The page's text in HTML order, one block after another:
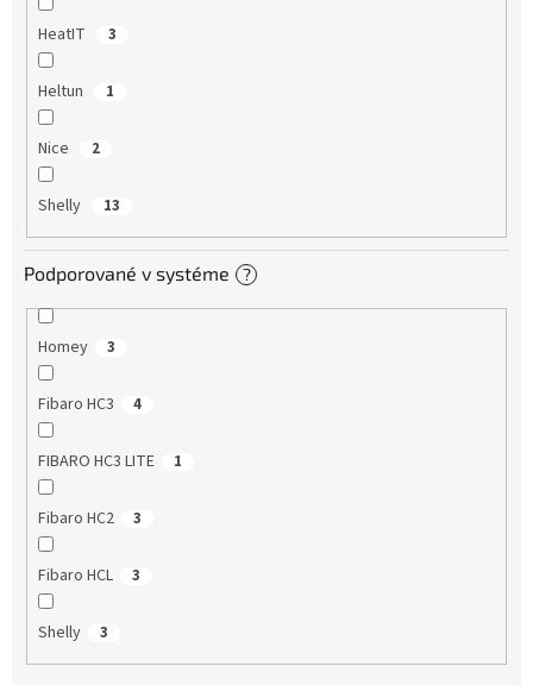
HeatIT 3
Heltun 1
Nice 2
Shelly 13
Podporované v systéme ?
Homey 3
Fibaro HC3 4
FIBARO HC3 LITE 1
Fibaro HC2 3
Fibaro HCL 3
Shelly 3